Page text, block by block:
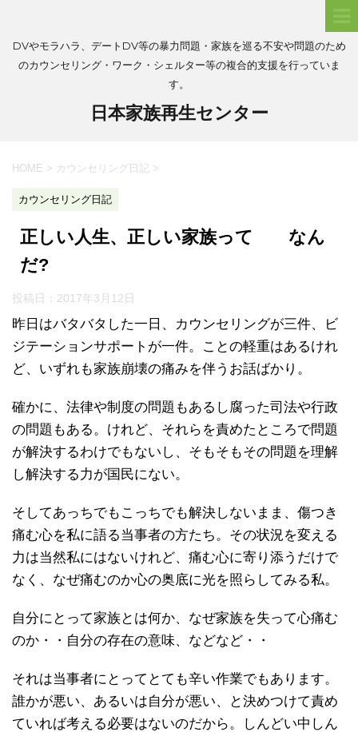
DVやモラハラ、デートDV等の暴力問題・家族を巡る不安や問題のため
のカウンセリング・ワーク・シェルター等の複合的支援を行っていま
す。
日本家族再生センター
HOME > カウンセリング日記 >
カウンセリング日記
正しい人生、正しい家族って なん
だ?
投稿日： 2017年3月12日
昨日はバタバタした一日、カウンセリングが三件、ビ
ジテーションサポートが一件。ことの軽重はあるけれ
ど、いずれも家族崩壊の痛みを伴うお話ばかり。
確かに、法律や制度の問題もあるし腐った司法や行政
の問題もある。けれど、それらを責めたところで問題
が解決するわけでもないし、そもそもその問題を理解
し解決する力が国民にない。
そしてあっちでもこっちでも解決しないまま、傷つき
痛む心を私に語る当事者の方たち。その状況を変える
力は当然私にはないけれど、痛む心に寄り添うだけで
なく、なぜ痛むのか心の奥底に光を照らしてみる私。
自分にとって家族とは何か、なぜ家族を失って心痛む
のか・・自分の存在の意味、などなど・・
それは当事者にとってとても辛い作業でもあります。
誰かが悪い、あるいは自分が悪い、と決めつけて責め
ていれば考える必要はないのだから。しんどい中しん